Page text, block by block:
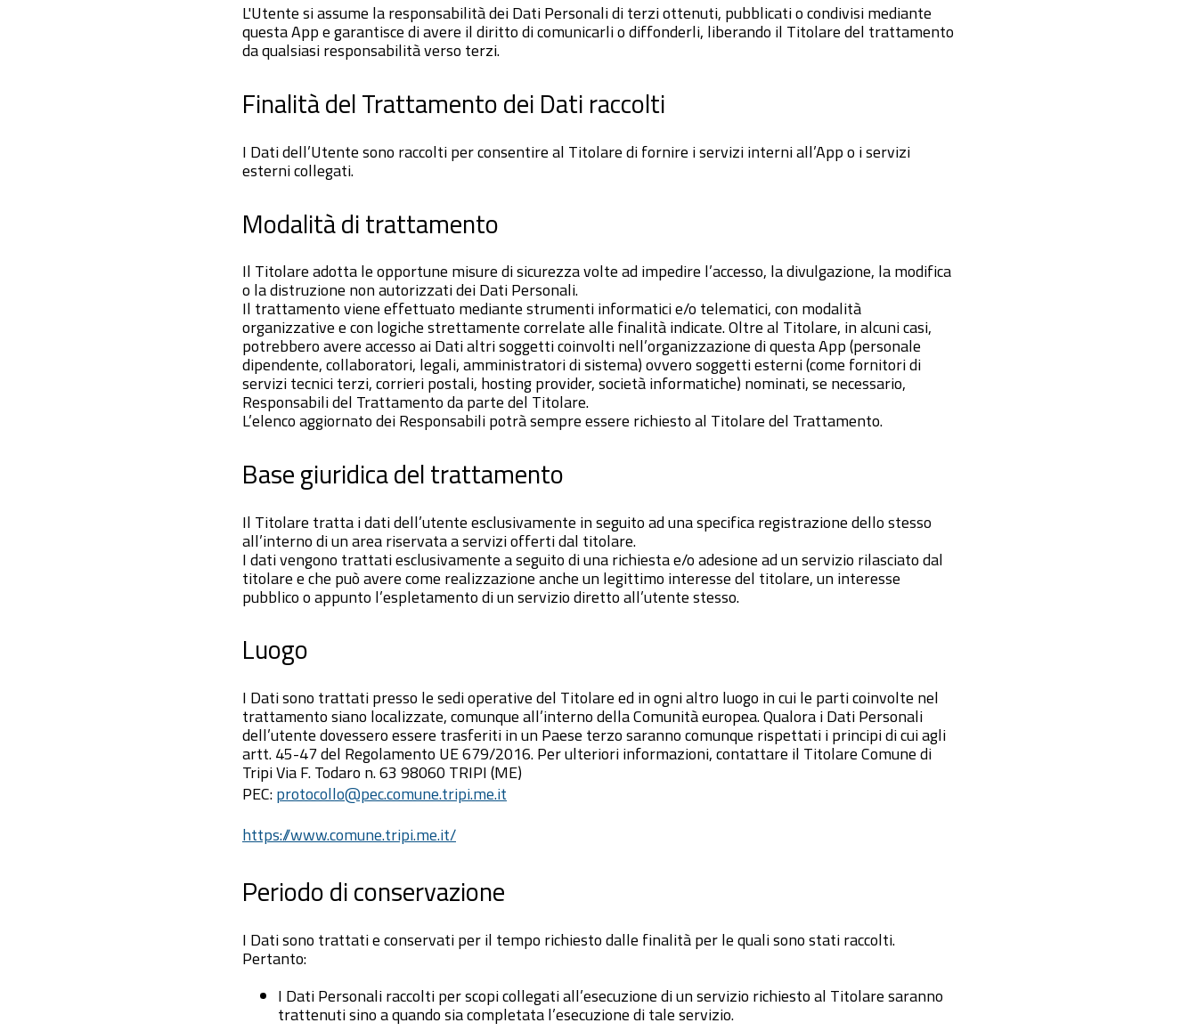
L'Utente si assume la responsabilità dei Dati Personali di terzi ottenuti, pubblicati o condivisi mediante
questa App e garantisce di avere il diritto di comunicarli o diffonderli, liberando il Titolare del trattamento
da qualsiasi responsabilità verso terzi.
Finalità del Trattamento dei Dati raccolti
I Dati dell’Utente sono raccolti per consentire al Titolare di fornire i servizi interni all’App o i servizi
esterni collegati.
Modalità di trattamento
Il Titolare adotta le opportune misure di sicurezza volte ad impedire l’accesso, la divulgazione, la modifica
o la distruzione non autorizzati dei Dati Personali.
Il trattamento viene effettuato mediante strumenti informatici e/o telematici, con modalità
organizzative e con logiche strettamente correlate alle finalità indicate. Oltre al Titolare, in alcuni casi,
potrebbero avere accesso ai Dati altri soggetti coinvolti nell’organizzazione di questa App (personale
dipendente, collaboratori, legali, amministratori di sistema) ovvero soggetti esterni (come fornitori di
servizi tecnici terzi, corrieri postali, hosting provider, società informatiche) nominati, se necessario,
Responsabili del Trattamento da parte del Titolare.
L’elenco aggiornato dei Responsabili potrà sempre essere richiesto al Titolare del Trattamento.
Base giuridica del trattamento
Il Titolare tratta i dati dell’utente esclusivamente in seguito ad una specifica registrazione dello stesso
all’interno di un area riservata a servizi offerti dal titolare.
I dati vengono trattati esclusivamente a seguito di una richiesta e/o adesione ad un servizio rilasciato dal
titolare e che può avere come realizzazione anche un legittimo interesse del titolare, un interesse
pubblico o appunto l’espletamento di un servizio diretto all’utente stesso.
Luogo
I Dati sono trattati presso le sedi operative del Titolare ed in ogni altro luogo in cui le parti coinvolte nel
trattamento siano localizzate, comunque all’interno della Comunità europea. Qualora i Dati Personali
dell’utente dovessero essere trasferiti in un Paese terzo saranno comunque rispettati i principi di cui agli
artt. 45-47 del Regolamento UE 679/2016. Per ulteriori informazioni, contattare il Titolare Comune di
Tripi Via F. Todaro n. 63 98060 TRIPI (ME)
PEC:protocollo@pec.comune.tripi.me.it
https://www.comune.tripi.me.it/
Periodo di conservazione
I Dati sono trattati e conservati per il tempo richiesto dalle finalità per le quali sono stati raccolti.
Pertanto:
I Dati Personali raccolti per scopi collegati all’esecuzione di un servizio richiesto al Titolare saranno
trattenuti sino a quando sia completata l’esecuzione di tale servizio.